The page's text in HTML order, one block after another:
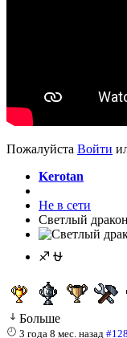
Пожалуйста Войти
Kerotan
Не в сети
Светлый дракон
♐ ⛎
Больше
3 года 8 мес. назад